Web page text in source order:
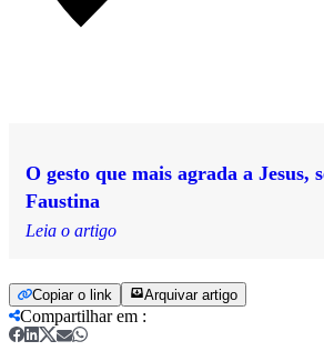
O gesto que mais agrada a Jesus,
Faustina
Leia o artigo
Copiar o link Arquivar artigo
Compartilhar em :